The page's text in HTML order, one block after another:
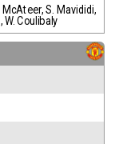
McAteer,S. Mavididi,
,W. Coulibaly